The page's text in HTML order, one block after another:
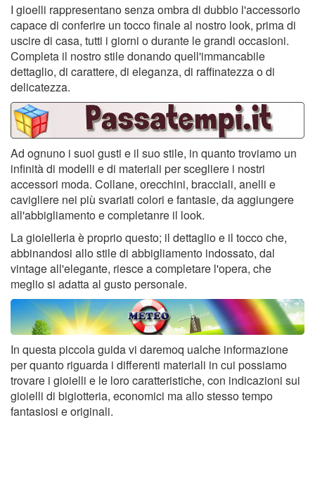
I gioelli rappresentano senza ombra di dubbio l'accessorio
capace di conferire un tocco finale al nostro look, prima di
uscire di casa, tutti i giorni o durante le grandi occasioni.
Completa il nostro stile donando quell'immancabile
dettaglio, di carattere, di eleganza, di raffinatezza o di
delicatezza.
Ad ognuno i suoi gusti e il suo stile, in quanto troviamo un
infinità di modelli e di materiali per scegliere i nostri
accessori moda. Collane, orecchini, bracciali, anelli e
cavigliere nei più svariati colori e fantasie, da aggiungere
all'abbigliamento e completanre il look.
La gioielleria è proprio questo; il dettaglio e il tocco che,
abbinandosi allo stile di abbigliamento indossato, dal
vintage all'elegante, riesce a completare l'opera, che
meglio si adatta al gusto personale.
In questa piccola guida vi daremoq ualche informazione
per quanto riguarda i differenti materiali in cui possiamo
trovare i gioielli e le loro caratteristiche, con indicazioni sui
gioielli di bigiotteria, economici ma allo stesso tempo
fantasiosi e originali.